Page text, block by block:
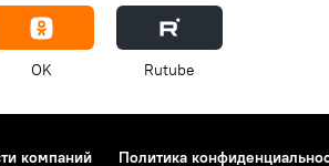
OK Rutube
компаний Политика